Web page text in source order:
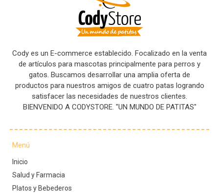
Cody es un E-commerce establecido. Focalizado en la venta
de artículos para mascotas principalmente para perros y
gatos. Buscamos desarrollar una amplia oferta de
productos para nuestros amigos de cuatro patas logrando
satisfacer las necesidades de nuestros clientes.
BIENVENIDO A CODYSTORE. "UN MUNDO DE PATITAS"
Menú
Inicio
Salud y Farmacia
Platos y Bebederos